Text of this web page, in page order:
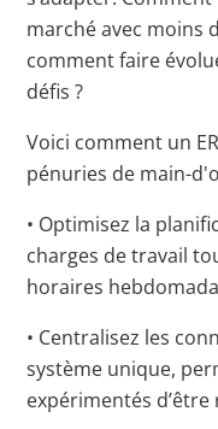
marché avec moins
comment faire
défis ?
Voici comment un
pénuries de main-
• Optimisez la
charges de travail
horaires
• Centralisez les
système unique,
expérimentés